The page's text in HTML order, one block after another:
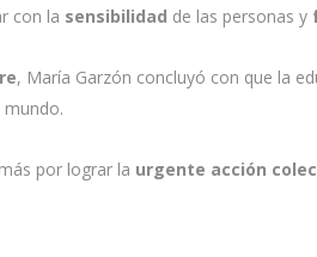
con la sensibilidad de las personas y
, María Garzón concluyó con que la
por lograr la urgente acción